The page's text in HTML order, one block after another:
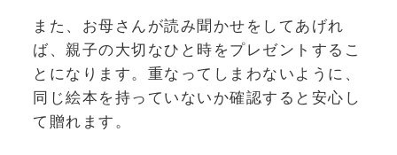
また、お母さんが読み聞かせをしてあげれ
ば、親子の大切なひと時をプレゼントするこ
とになります。重なってしまわないように、
同じ絵本を持っていないか確認すると安心し
て贈れます。